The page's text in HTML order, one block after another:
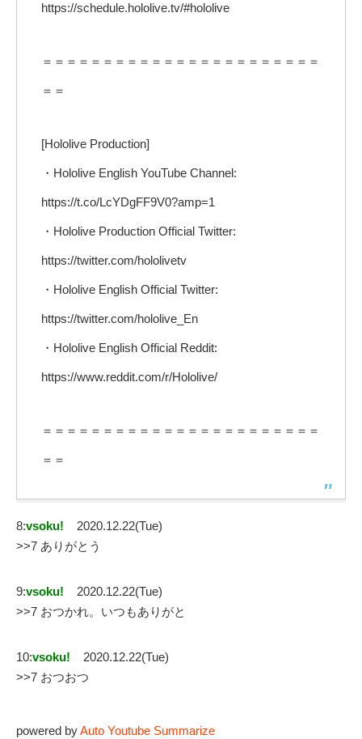
https://schedule.hololive.tv/#hololive
＝＝＝＝＝＝＝＝＝＝＝＝＝＝＝＝＝＝＝＝＝＝＝
＝＝
[Hololive Production]
・Hololive English YouTube Channel:
https://t.co/LcYDgFF9V0?amp=1
・Hololive Production Official Twitter:
https://twitter.com/hololivetv
・Hololive English Official Twitter:
https://twitter.com/hololive_En
・Hololive English Official Reddit:
https://www.reddit.com/r/Hololive/
＝＝＝＝＝＝＝＝＝＝＝＝＝＝＝＝＝＝＝＝＝＝＝
＝＝
8:vsoku!
2020.12.22(Tue)
>>7 ありがとう
9:vsoku!
2020.12.22(Tue)
>>7 おつかれ。いつもありがと
10:vsoku!
2020.12.22(Tue)
>>7 おつおつ
powered byAuto Youtube Summarize